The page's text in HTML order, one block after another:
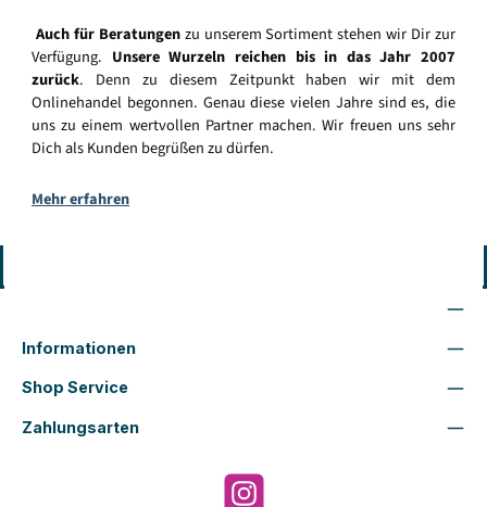
Auch für Beratungenzu unserem Sortiment stehen wir Dir zur
Verfügung. Unsere Wurzeln reichen bis in das Jahr 2007
zurück. Denn zu diesem Zeitpunkt haben wir mit dem
Onlinehandel begonnen. Genau diese vielen Jahre sind es, die
uns zu einem wertvollen Partner machen. Wir freuen uns sehr
Dich als Kunden begrüßen zu dürfen.
Mehr erfahren
Informationen
Shop Service
Zahlungsarten
Instagram